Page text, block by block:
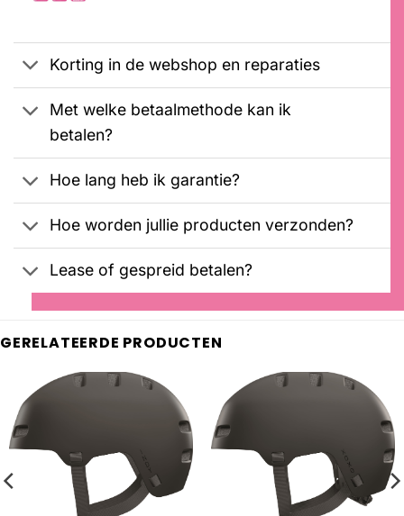
klantbeoordelingen
Korting in de webshop en reparaties
Met welke betaalmethode kan ik
betalen?
Hoe lang heb ik garantie?
Hoe worden jullie producten verzonden?
Lease of gespreid betalen?
GERELATEERDE PRODUCTEN